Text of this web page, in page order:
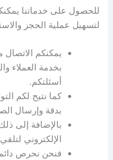
للحصول على خدماتنا
لتسهيل عملية الحجز
يمكنكم
بخدمة العملاء
أسئلتكم.
كما نتيح لكم
بدقة وإرسال
بالإضافة إلى
الإلكتروني
فنحن نحرص